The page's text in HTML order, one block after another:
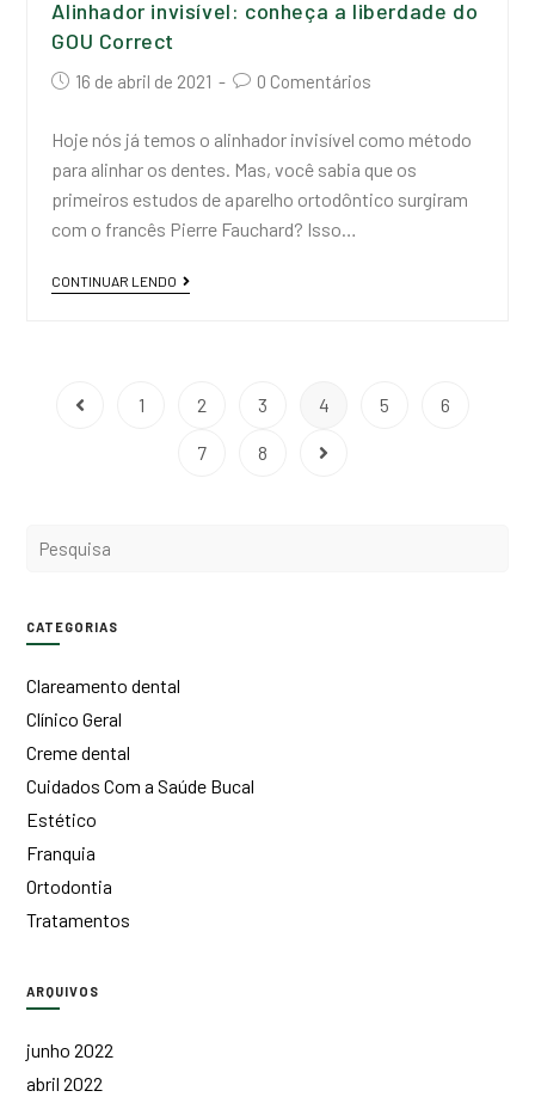
Alinhador invisível: conheça a liberdade do
GOU Correct
16 de abril de 2021 0 Comentários
Hoje nós já temos o alinhador invisível como método
para alinhar os dentes. Mas, você sabia que os
primeiros estudos de aparelho ortodôntico surgiram
com o francês Pierre Fauchard? Isso…
CONTINUAR LENDO
1 2 3 4 5 6
7 8
CATEGORIAS
Clareamento dental
Clínico Geral
Creme dental
Cuidados Com a Saúde Bucal
Estético
Franquia
Ortodontia
Tratamentos
ARQUIVOS
junho 2022
abril 2022